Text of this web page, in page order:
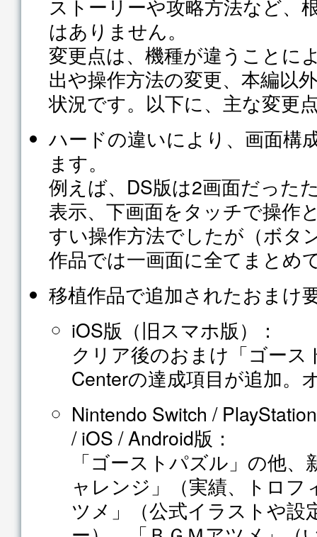
ストーリーや攻略方法など、
はありません。
変更点は、機種が違うことに
出や操作方法の変更、本編以
状況です。以下に、主な変更
ハードの違いにより、画面構
ます。
例えば、DS版は2画面だった
表示、下画面をタッチで操作
すい操作方法でしたが（ボタ
作品では一画面に全てまとめ
移植作品で追加されたおまけ
iOS版（旧スマホ版）：
クリア後のおまけ「ゴース
Centerの達成項目が追加。
Nintendo Switch /
/ iOS / Android版：
「ゴーストパズル」の他
ャレンジ」（実績、トロフ
ツメ」（公式イラストや設